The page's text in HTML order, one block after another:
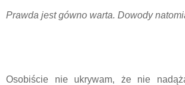
Prawda jest gówno warta. Dowody
Osobiście nie ukrywam, że nie